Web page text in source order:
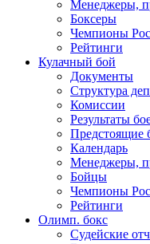
Менеджеры,
Боксеры
Чемпионы
Рейтинги
Кулачный бой
Документы
Структура
Комиссии
Результаты
Предстоящие
Календарь
Менеджеры,
Бойцы
Чемпионы
Рейтинги
Олимп. бокс
Судейские